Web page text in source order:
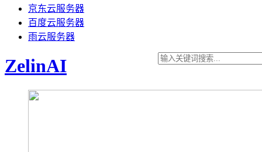
京东云服务器
百度云服务器
雨云服务器
ZelinAI